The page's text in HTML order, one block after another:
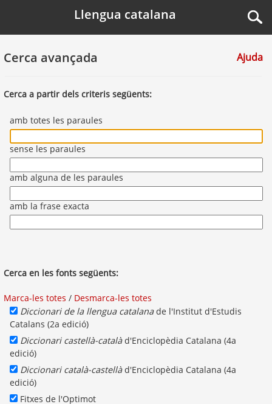
Llengua catalana
Ajuda
Cerca avançada
Cerca a partir dels criteris següents:
amb totes les paraules
sense les paraules
amb alguna de les paraules
amb la frase exacta
Cerca en les fonts següents:
Marca-les totes / Desmarca-les totes
Diccionari de la llengua catalanade l'Institut d'Estudis
Catalans (2a edició)
Diccionari castellà-catalàd'Enciclopèdia Catalana (4a
edició)
Diccionari català-castellàd'Enciclopèdia Catalana (4a
edició)
Fitxes de l'Optimot